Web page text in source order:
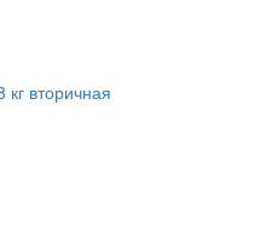
вторичная